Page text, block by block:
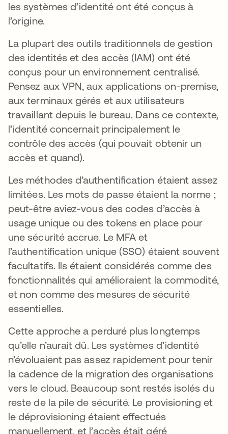
les systèmes d’identité ont été conçus à
l’origine.
La plupart des outils traditionnels de gestion
des identités et des accès (IAM) ont été
conçus pour un environnement centralisé.
Pensez aux VPN, aux applications on-premise,
aux terminaux gérés et aux utilisateurs
travaillant depuis le bureau. Dans ce contexte,
l’identité concernait principalement le
contrôle des accès (qui pouvait obtenir un
accès et quand).
Les méthodes d’authentification étaient assez
limitées. Les mots de passe étaient la norme ;
peut-être aviez-vous des codes d’accès à
usage unique ou des tokens en place pour
une sécurité accrue. Le MFA et
l’authentification unique (SSO) étaient souvent
facultatifs. Ils étaient considérés comme des
fonctionnalités qui amélioraient la commodité,
et non comme des mesures de sécurité
essentielles.
Cette approche a perduré plus longtemps
qu’elle n’aurait dû. Les systèmes d’identité
n’évoluaient pas assez rapidement pour tenir
la cadence de la migration des organisations
vers le cloud. Beaucoup sont restés isolés du
reste de la pile de sécurité. Le provisioning et
le déprovisioning étaient effectués
manuellement, et l’accès était géré